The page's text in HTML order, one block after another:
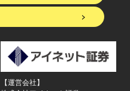
>
【運営会社】